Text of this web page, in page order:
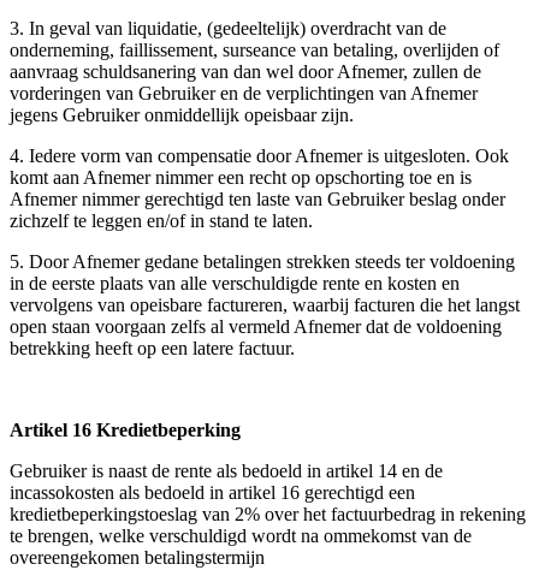
3. In geval van liquidatie, (gedeeltelijk) overdracht van de
onderneming, faillissement, surseance van betaling, overlijden of
aanvraag schuldsanering van dan wel door Afnemer, zullen de
vorderingen van Gebruiker en de verplichtingen van Afnemer
jegens Gebruiker onmiddellijk opeisbaar zijn.
4. Iedere vorm van compensatie door Afnemer is uitgesloten. Ook
komt aan Afnemer nimmer een recht op opschorting toe en is
Afnemer nimmer gerechtigd ten laste van Gebruiker beslag onder
zichzelf te leggen en/of in stand te laten.
5. Door Afnemer gedane betalingen strekken steeds ter voldoening
in de eerste plaats van alle verschuldigde rente en kosten en
vervolgens van opeisbare factureren, waarbij facturen die het langst
open staan voorgaan zelfs al vermeld Afnemer dat de voldoening
betrekking heeft op een latere factuur.
Artikel 16 Kredietbeperking
Gebruiker is naast de rente als bedoeld in artikel 14 en de
incassokosten als bedoeld in artikel 16 gerechtigd een
kredietbeperkingstoeslag van 2% over het factuurbedrag in rekening
te brengen, welke verschuldigd wordt na ommekomst van de
overeengekomen betalingstermijn